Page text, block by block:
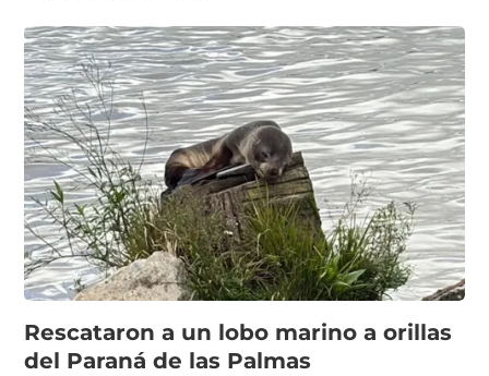
Rescataron a un lobo marino a orillas
del Paraná de las Palmas